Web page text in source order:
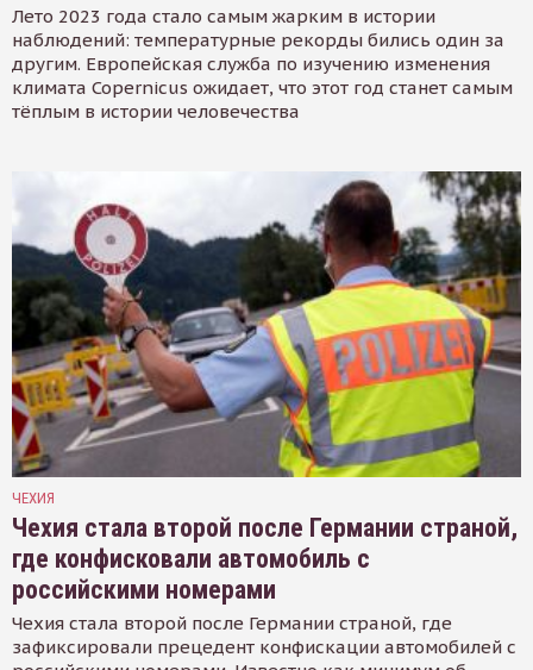
Лето 2023 года стало самым жарким в истории
наблюдений: температурные рекорды бились один за
другим. Европейская служба по изучению изменения
климата Copernicus ожидает, что этот год станет самым
тёплым в истории человечества
ЧЕХИЯ
Чехия стала второй после Германии страной,
где конфисковали автомобиль с
российскими номерами
Чехия стала второй после Германии страной, где
зафиксировали прецедент конфискации автомобилей с